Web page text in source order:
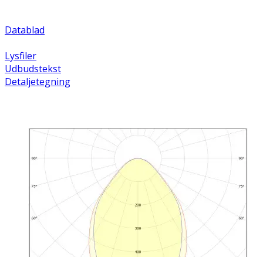
Datablad
Lysfiler
Udbudstekst
Detaljetegning